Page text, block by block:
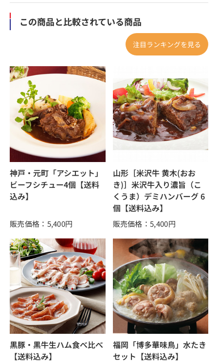
この商品と比較されている商品
注目ランキングを見る
神戸・元町「アシエット」
ビーフシチュー4個【送料
込み】
販売価格：5,400円
山形［米沢牛 黄木(おお
き)］米沢牛入り濃旨（こ
くうま）デミハンバーグ 6
個【送料込み】
販売価格：5,400円
黒豚・黒牛生ハム食べ比べ
【送料込み】
福岡「博多華味鳥」水たき
セット【送料込み】